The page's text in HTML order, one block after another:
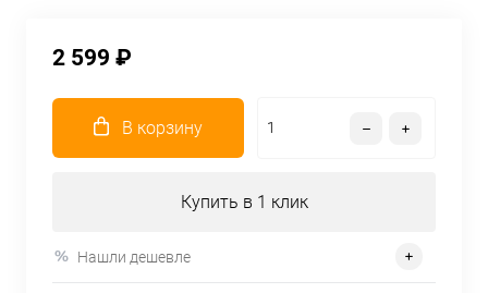
2 599 ₽
В корзину
Купить в 1 клик
Нашли дешевле